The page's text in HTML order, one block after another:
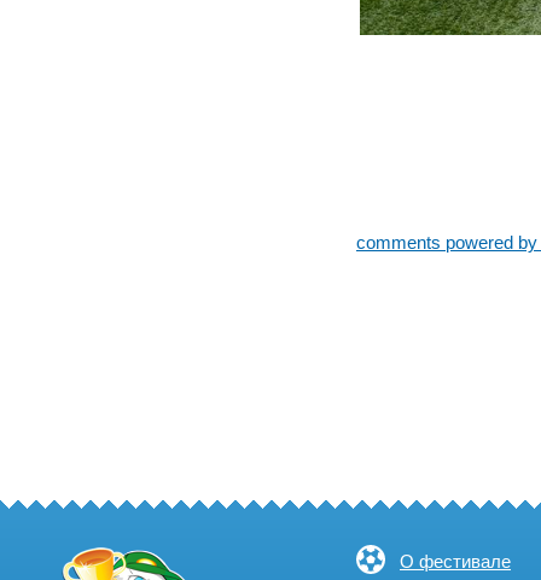
comments powered
О фестивале